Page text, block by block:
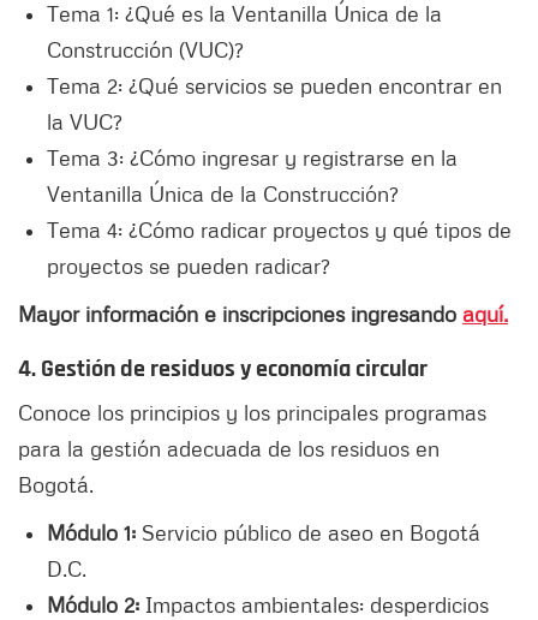
Tema 1: ¿Qué es la Ventanilla Única de la
Construcción (VUC)?
Tema 2: ¿Qué servicios se pueden encontrar en
la VUC?
Tema 3: ¿Cómo ingresar y registrarse en la
Ventanilla Única de la Construcción?
Tema 4: ¿Cómo radicar proyectos y qué tipos de
proyectos se pueden radicar?
Mayor información e inscripciones ingresando aquí.
4. Gestión de residuos y economía circular
Conoce los principios y los principales programas
para la gestión adecuada de los residuos en
Bogotá.
Módulo 1: Servicio público de aseo en Bogotá
D.C.
Módulo 2: Impactos ambientales: desperdicios